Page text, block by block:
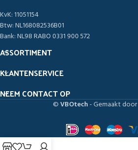
KvK: 11051154
Btw: NL168082536B01
Bank: NL98 RABO 0331 900 572
ASSORTIMENT
KLANTENSERVICE
NEEM CONTACT OP
©VBOtech- Gemaakt door